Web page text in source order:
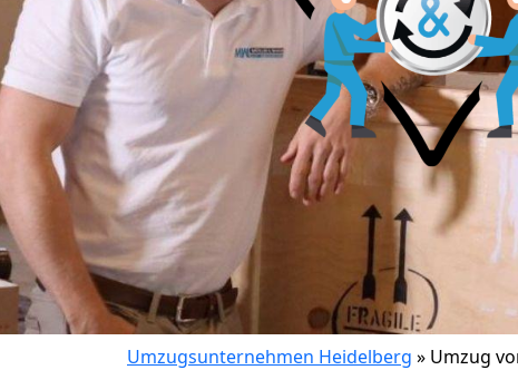
Umzugsunternehmen Heidelberg » Umzug